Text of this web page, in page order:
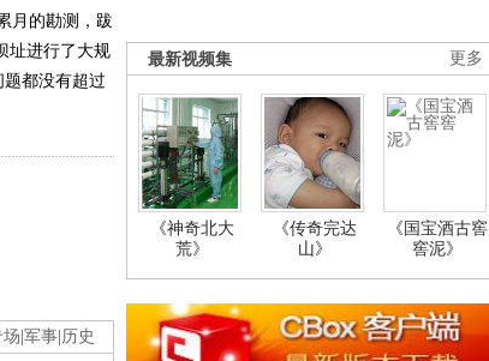
月的勘测，跋
址进行了大规
都没有超过
军事 历史
更多
最新视频集
《神奇北大
荒》
《传奇完达
山》
《国宝酒古窖
窖泥》